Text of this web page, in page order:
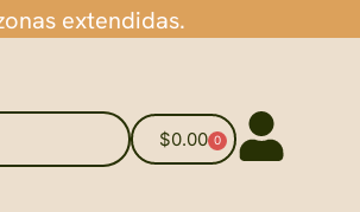
extendidas.
$0.00 0